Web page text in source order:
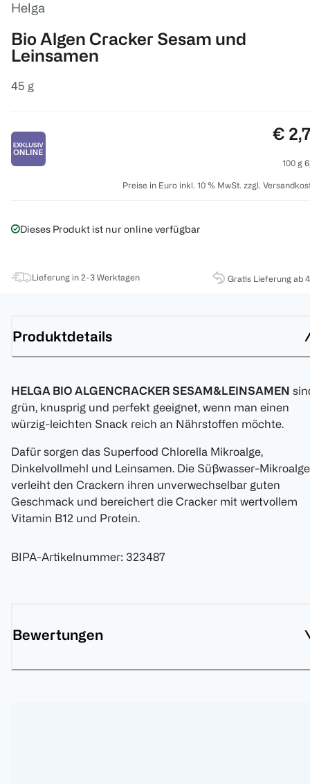
Helga
Bio Algen Cracker Sesam und
Leinsamen
45 g
€
100 g
Preise in Euro inkl. 10 % MwSt. zzgl.
Dieses Produkt ist nur online verfügbar
Lieferung in 2-3 Werktagen Gratis Lieferung ab
Produktdetails
HELGA BIO ALGENCRACKER SESAM&LEINSAMEN
grün, knusprig und perfekt geeignet, wenn man einen
würzig-leichten Snack reich an Nährstoffen möchte.
Dafür sorgen das Superfood Chlorella Mikroalge,
Dinkelvollmehl und Leinsamen. Die Süßwasser-Mikroalge
verleiht den Crackern ihren unverwechselbar guten
Geschmack und bereichert die Cracker mit wertvollem
Vitamin B12 und Protein.
BIPA-Artikelnummer: 323487
Bewertungen